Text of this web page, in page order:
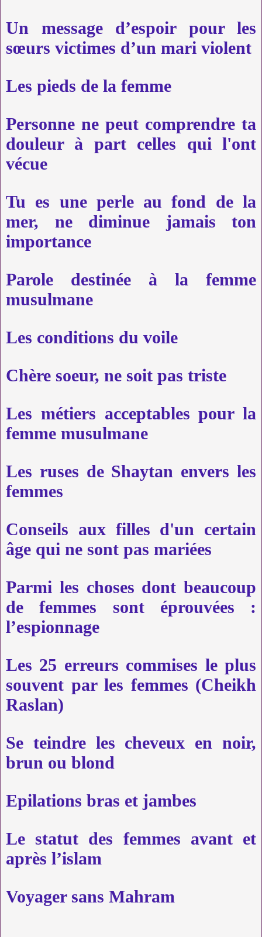
Un message d’espoir pour les
sœurs victimes d’un mari violent
Les pieds de la femme
Personne ne peut comprendre ta
douleur à part celles qui l'ont
vécue
Tu es une perle au fond de la
mer, ne diminue jamais ton
importance
Parole destinée à la femme
musulmane
Les conditions du voile
Chère soeur, ne soit pas triste
Les métiers acceptables pour la
femme musulmane
Les ruses de Shaytan envers les
femmes
Conseils aux filles d'un certain
âge qui ne sont pas mariées
Parmi les choses dont beaucoup
de femmes sont éprouvées :
l’espionnage
Les 25 erreurs commises le plus
souvent par les femmes (Cheikh
Raslan)
Se teindre les cheveux en noir,
brun ou blond
Epilations bras et jambes
Le statut des femmes avant et
après l’islam
Voyager sans Mahram